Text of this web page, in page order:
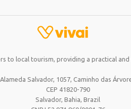
to local tourism, providing a practical
Alameda Salvador, 1057, Caminho das
CEP 41820-790
Salvador, Bahia, Brazil